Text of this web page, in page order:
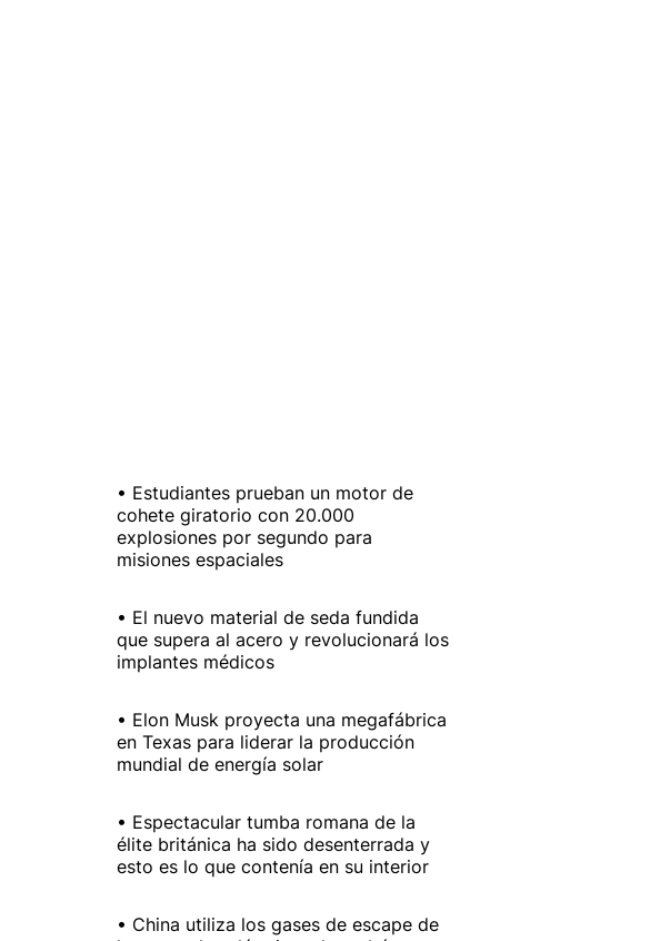
Estudiantes prueban un motor de
cohete giratorio con 20.000
explosiones por segundo para
misiones espaciales
El nuevo material de seda fundida
que supera al acero y revolucionará los
implantes médicos
Elon Musk proyecta una megafábrica
en Texas para liderar la producción
mundial de energía solar
Espectacular tumba romana de la
élite británica ha sido desenterrada y
esto es lo que contenía en su interior
China utiliza los gases de escape de